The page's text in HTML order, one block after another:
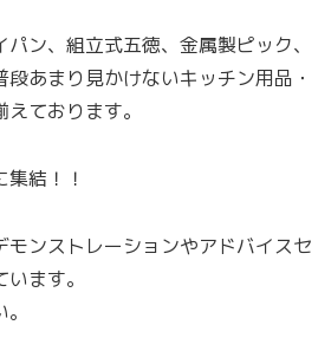
ン、組立式五徳、金属製ピック、
あまり見かけないキッチン用品・
ております。
結！！
モンストレーションやアドバイスセ
ます。